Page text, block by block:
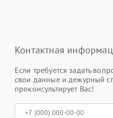
Контактная
Если требуется задать
свои данные и дежурный
проконсультирует Вас!